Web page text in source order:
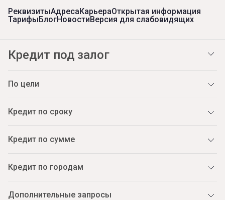
РеквизитыАдресаКарьераОткрытая информация
ТарифыБлогНовостиВерсия для слабовидящих
Кредит под залог
По цели
Кредит по сроку
Кредит по сумме
Кредит по городам
Дополнительные запросы